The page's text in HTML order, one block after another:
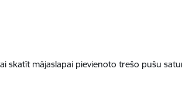
skatīt mājaslapai pievienoto trešo pušu